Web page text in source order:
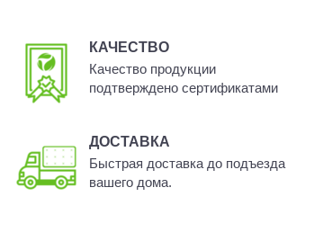
КАЧЕСТВО
Качество продукции
подтверждено сертификатами
ДОСТАВКА
Быстрая доставка до подъезда
вашего дома.